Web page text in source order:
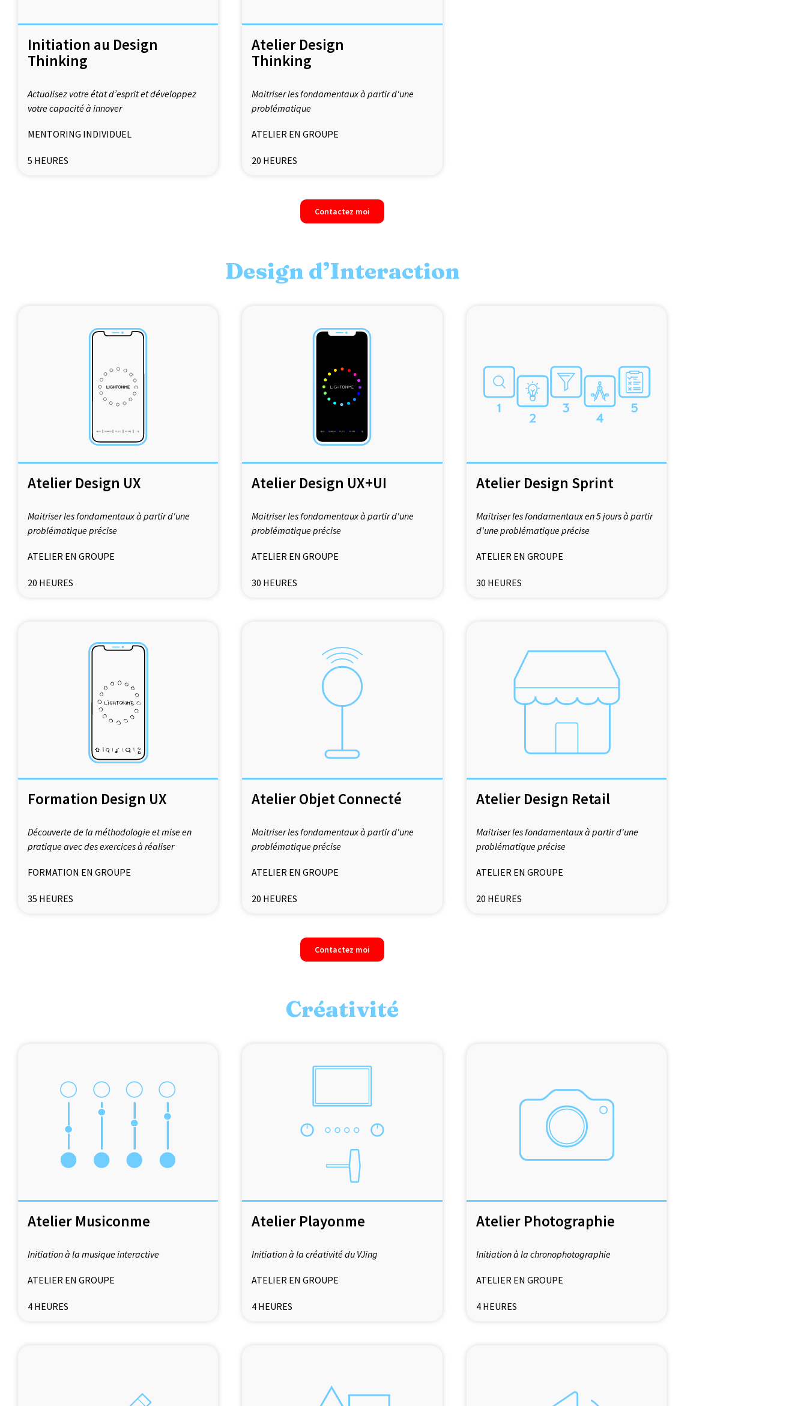
Initiation au Design
Thinking
Actualisez votre état d’esprit et développez
votre capacité à innover
MENTORING INDIVIDUEL
5 HEURES
Atelier Design
Thinking
Maitriser les fondamentaux à partir d'une
problématique
ATELIER EN GROUPE
20 HEURES
Contactez moi
Design d’Interaction
Atelier Design UX
Maitriser les fondamentaux à partir d'une
problématique précise
ATELIER EN GROUPE
20 HEURES
Atelier Design UX+UI
Maitriser les fondamentaux à partir d'une
problématique précise
ATELIER EN GROUPE
30 HEURES
Atelier Design Sprint
Maitriser les fondamentaux en 5 jours à partir
d'une problématique précise
ATELIER EN GROUPE
30 HEURES
Formation Design UX
Découverte de la méthodologie et mise en
pratique avec des exercices à réaliser
FORMATION EN GROUPE
35 HEURES
Atelier Objet Connecté
Maitriser les fondamentaux à partir d'une
problématique précise
ATELIER EN GROUPE
20 HEURES
Atelier Design Retail
Maitriser les fondamentaux à partir d'une
problématique précise
ATELIER EN GROUPE
20 HEURES
Contactez moi
Créativité
Atelier Musiconme
Initiation à la musique interactive
ATELIER EN GROUPE
4 HEURES
Atelier Playonme
Initiation à la créativité du VJing
ATELIER EN GROUPE
4 HEURES
Atelier Photographie
Initiation à la chronophotographie
ATELIER EN GROUPE
4 HEURES